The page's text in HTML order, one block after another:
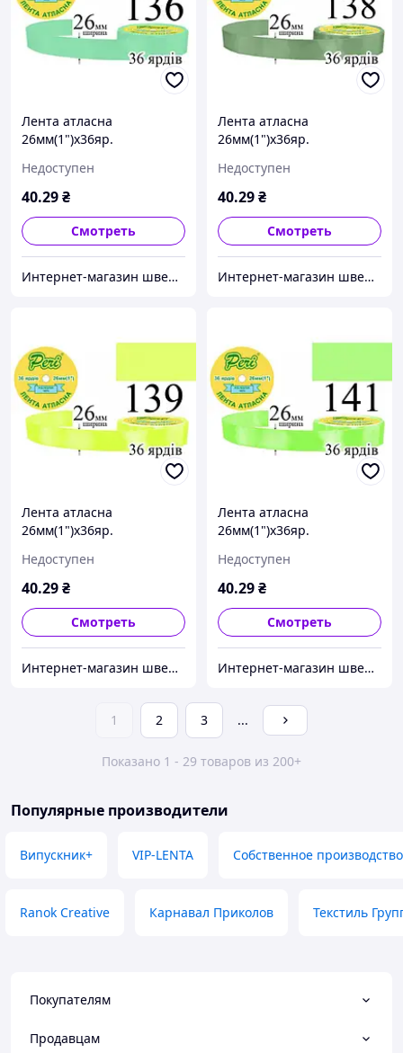
Лента атласна
26мм(1")х36яр.
(136)
Недоступен
40.29₴
Смотреть
Интернет-магазин швейной фурнитуры и тканей "Веста-Текстиль"
Лента атласна
26мм(1")х36яр.
(138)
Недоступен
40.29₴
Смотреть
Интернет-магазин швейной фурнитуры и тканей "Веста-Текстиль"
Лента атласна
26мм(1")х36яр.
(139)
Недоступен
40.29₴
Смотреть
Интернет-магазин швейной фурнитуры и тканей "Веста-Текстиль"
Лента атласна
26мм(1")х36яр.
(141)
Недоступен
40.29₴
Смотреть
Интернет-магазин швейной фурнитуры и тканей "Веста-Текстиль"
1 2 3 ...
Показано 1 - 29 товаров из 200+
Популярные производители
Випускник+ VIP-LENTA Собственное производство
Ranok Creative Карнавал Приколов Текстиль
Покупателям
Продавцам